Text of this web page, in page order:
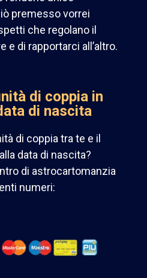
premesso vorrei
che regolano il
e di rapportarci all’altro.
di coppia in
di nascita
di coppia tra te e il
data di nascita?
di astrocartomanzia
numeri: